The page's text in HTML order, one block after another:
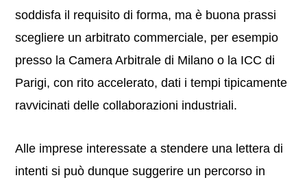
soddisfa il requisito di forma, ma è buona prassi
scegliere un arbitrato commerciale, per esempio
presso la Camera Arbitrale di Milano o la ICC di
Parigi, con rito accelerato, dati i tempi tipicamente
ravvicinati delle collaborazioni industriali.
Alle imprese interessate a stendere una lettera di
intenti si può dunque suggerire un percorso in